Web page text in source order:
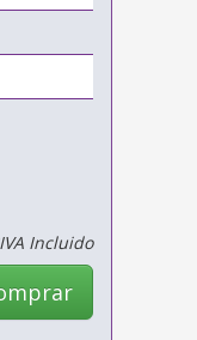
Incluido